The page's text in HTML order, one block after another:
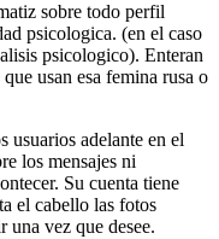
sobre todo perfil
psicologica. (en el caso
psicologico). Enteran
usan esa femina rusa o
usuarios adelante en el
los mensajes ni
Su cuenta tiene
el cabello las fotos
una vez que desee.